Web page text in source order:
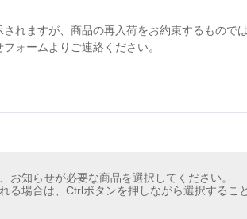
れますが、商品の再入荷をお約束するものでは
ォームよりご連絡ください。
お知らせが必要な商品を選択してください。
る場合は、Ctrlボタンを押しながら選択するこ